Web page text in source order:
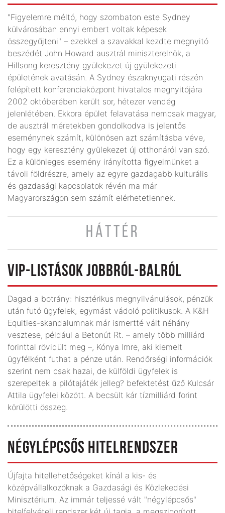
"Figyelemre méltó, hogy szombaton este Sydney
külvárosában ennyi embert voltak képesek
összegyűjteni" – ezekkel a szavakkal kezdte megnyitó
beszédét John Howard ausztrál miniszterelnök, a
Hillsong keresztény gyülekezet új gyülekezeti
épületének avatásán. A Sydney északnyugati részén
felépített konferenciaközpont hivatalos megnyitójára
2002 októberében került sor, hétezer vendég
jelenlétében. Ekkora épület felavatása nemcsak magyar,
de ausztrál méretekben gondolkodva is jelentős
eseménynek számít, különösen azt számításba véve,
hogy egy keresztény gyülekezet új otthonáról van szó.
Ez a különleges esemény irányította figyelmünket a
távoli földrészre, amely az egyre gazdagabb kulturális
és gazdasági kapcsolatok révén ma már
Magyarországon sem számít elérhetetlennek.
HÁTTÉR
VIP-LISTÁSOK JOBBRÓL-BALRÓL
Dagad a botrány: hisztérikus megnyilvánulások, pénzük
után futó ügyfelek, egymást vádoló politikusok. A K&H
Equities-skandalumnak már ismertté vált néhány
vesztese, például a Betonút Rt. – amely több milliárd
forinttal rövidült meg –, Kónya Imre, aki kiemelt
ügyfélként futhat a pénze után. Rendőrségi információk
szerint nem csak hazai, de külföldi ügyfelek is
szerepeltek a pilótajáték jelleg? befektetést űző Kulcsár
Attila ügyfelei között. A becsült kár tízmilliárd forint
körülötti összeg.
NÉGYLÉPCSŐS HITELRENDSZER
Újfajta hitellehetőségeket kínál a kis- és
középvállalkozóknak a Gazdasági és Közlekedési
Minisztérium. Az immár teljessé vált "négylépcsős"